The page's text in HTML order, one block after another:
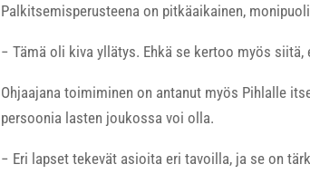
Palkitsemisperusteena on pitkäaikainen,
− Tämä oli kiva yllätys. Ehkä se kertoo myös
Ohjaajana toimiminen on antanut myös Pihlalle
persoonia lasten joukossa voi olla.
− Eri lapset tekevät asioita eri tavoilla, ja se on